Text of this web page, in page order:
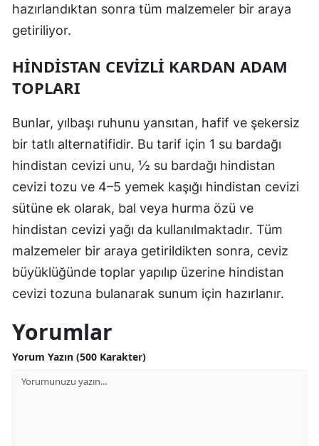
hazırlandıktan sonra tüm malzemeler bir araya
getiriliyor.
HINDISTAN CEVIZLI KARDAN ADAM
TOPLARI
Bunlar, yılbaşı ruhunu yansıtan, hafif ve şekersiz
bir tatlı alternatifidir. Bu tarif için 1 su bardağı
hindistan cevizi unu, ½ su bardağı hindistan
cevizi tozu ve 4–5 yemek kaşığı hindistan cevizi
sütüne ek olarak, bal veya hurma özü ve
hindistan cevizi yağı da kullanılmaktadır. Tüm
malzemeler bir araya getirildikten sonra, ceviz
büyüklüğünde toplar yapılıp üzerine hindistan
cevizi tozuna bulanarak sunum için hazırlanır.
Yorumlar
Yorum Yazın (500 Karakter)